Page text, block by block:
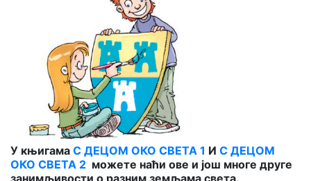
У књигама С ДЕЦОМ ОКО СВЕТА 1 И С ДЕЦОМ
ОКО СВЕТА 2 можете наћи ове и још многе друге